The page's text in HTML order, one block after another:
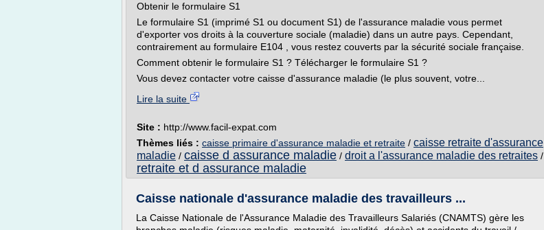
Obtenir le formulaire S1
Le formulaire S1 (imprimé S1 ou document S1) de l'assurance maladie vous permet
d'exporter vos droits à la couverture sociale (maladie) dans un autre pays. Cependant,
contrairement au formulaire E104 , vous restez couverts par la sécurité sociale française.
Comment obtenir le formulaire S1 ? Télécharger le formulaire S1 ?
Vous devez contacter votre caisse d'assurance maladie (le plus souvent, votre...
Lire la suite
Site : http://www.facil-expat.com
Thèmes liés : caisse primaire d'assurance maladie et retraite / caisse retraite d'assurance
maladie / caisse d assurance maladie / droit a l'assurance maladie des retraites /
retraite et d assurance maladie
Caisse nationale d'assurance maladie des travailleurs ...
La Caisse Nationale de l'Assurance Maladie des Travailleurs Salariés (CNAMTS) gère les